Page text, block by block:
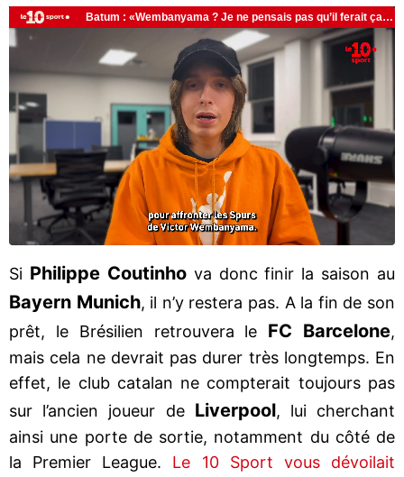
Si Philippe Coutinhova donc finir la saison au
Bayern Munich, il n’y restera pas. A la fin de son
prêt, le Brésilien retrouvera le FC Barcelone,
mais cela ne devrait pas durer très longtemps. En
effet, le club catalan ne compterait toujours pas
sur l’ancien joueur de Liverpool, lui cherchant
ainsi une porte de sortie, notamment du côté de
la Premier League. Le 10 Sport vous dévoilait